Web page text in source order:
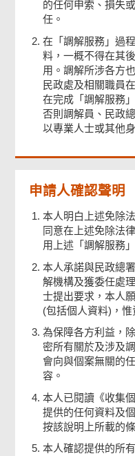
的任何申索、損失
任。
在「調解服務」過
料，一概不得在其
用。調解所涉各方
民政處及相關職員
在完成「調解服務
否則調解員、民政
以專業人士或其他
申請人確認聲明
本人明白上述免除
同意在上述免除法
用上述「調解服務」
本人承諾與民政總
解機構及獲委任處
士提出要求，本人
(包括個人資料)，
為保障各方利益，
密所有關於及涉及
會向與個案無關的
容。
本人已閱讀《收集
提供的任何資料及
按該說明上所載的
本人確認提供的所